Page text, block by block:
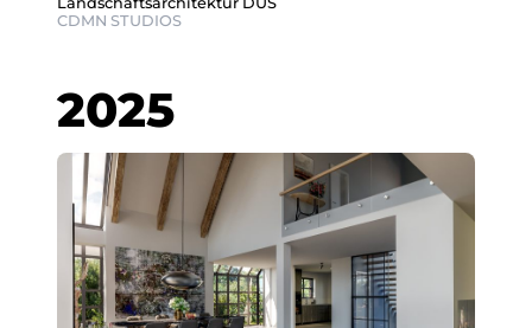
CDMN STUDIOS
2025